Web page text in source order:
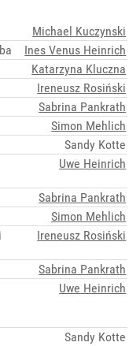
Michael Kuczynski
Ines Venus Heinrich
Katarzyna Kluczna
Ireneusz Rosiński
Sabrina Pankrath
Simon Mehlich
Sandy Kotte
Uwe Heinrich
Sabrina Pankrath
Simon Mehlich
Ireneusz Rosiński
Sabrina Pankrath
Uwe Heinrich
Sandy Kotte